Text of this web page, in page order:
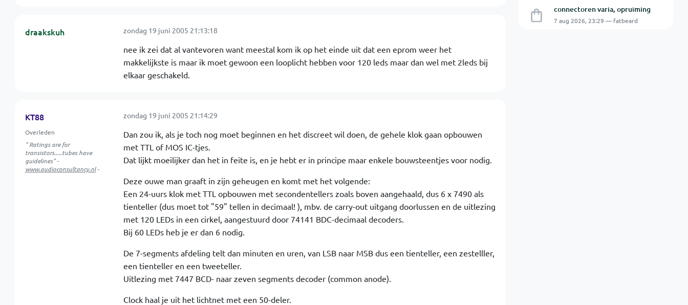
connectoren varia, opruiming
7 aug 2026, 23:29 — fatbeard
draakskuh zondag 19 juni 2005 21:13:18
nee ik zei dat al vantevoren want meestal kom ik op het einde uit dat een eprom weer het
makkelijkste is maar ik moet gewoon een looplicht hebben voor 120 leds maar dan wel met 2leds bij
elkaar geschakeld.
KT88
Overleden
" Ratings are for
transistors.....tubes have
guidelines" -
www.audioconsultancy.nl-
zondag 19 juni 2005 21:14:29
Dan zou ik, als je toch nog moet beginnen en het discreet wil doen, de gehele klok gaan opbouwen
met TTL of MOS IC-tjes.
Dat lijkt moeilijker dan het in feite is, en je hebt er in principe maar enkele bouwsteentjes voor nodig.
Deze ouwe man graaft in zijn geheugen en komt met het volgende:
Een 24-uurs klok met TTL opbouwen met secondentellers zoals boven aangehaald, dus 6 x 7490 als
tienteller (dus moet tot "59" tellen in decimaal! ), mbv. de carry-out uitgang doorlussen en de uitlezing
met 120 LEDs in een cirkel, aangestuurd door 74141 BDC-decimaal decoders.
Bij 60 LEDs heb je er dan 6 nodig.
De 7-segments afdeling telt dan minuten en uren, van LSB naar MSB dus een tienteller, een zestelller,
een tienteller en een tweeteller.
Uitlezing met 7447 BCD- naar zeven segments decoder (common anode).
Clock haal je uit het lichtnet met een 50-deler.